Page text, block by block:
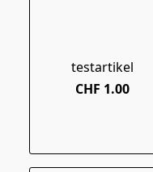
testartikel
CHF 1.00